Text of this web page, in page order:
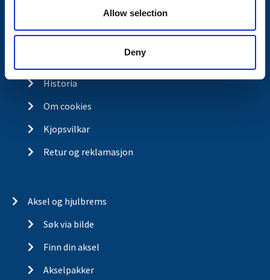
Allow selection
Deny
Om Valeryd
Historia
Om cookies
Kjopsvilkar
Retur og reklamasjon
Aksel og hjulbrems
Søk via bilde
Finn din aksel
Akselpakker